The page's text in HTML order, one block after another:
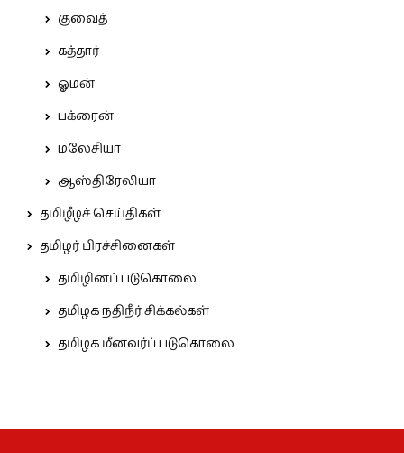
குவைத்
கத்தார்
ஓமன்
பக்ரைன்
மலேசியா
ஆஸ்திரேலியா
தமிழீழச் செய்திகள்
தமிழர் பிரச்சினைகள்
தமிழினப் படுகொலை
தமிழக நதிநீர் சிக்கல்கள்
தமிழக மீனவர்ப் படுகொலை